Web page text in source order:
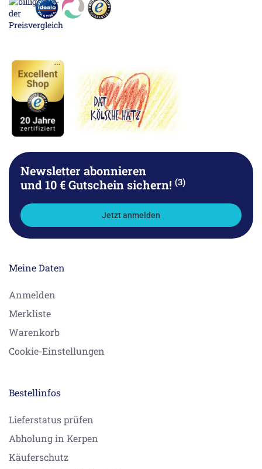
Newsletter abonnieren
und 10 € Gutschein sichern! (3)
Jetzt anmelden
Meine Daten
Anmelden
Merkliste
Warenkorb
Cookie-Einstellungen
Bestellinfos
Lieferstatus prüfen
Abholung in Kerpen
Käuferschutz